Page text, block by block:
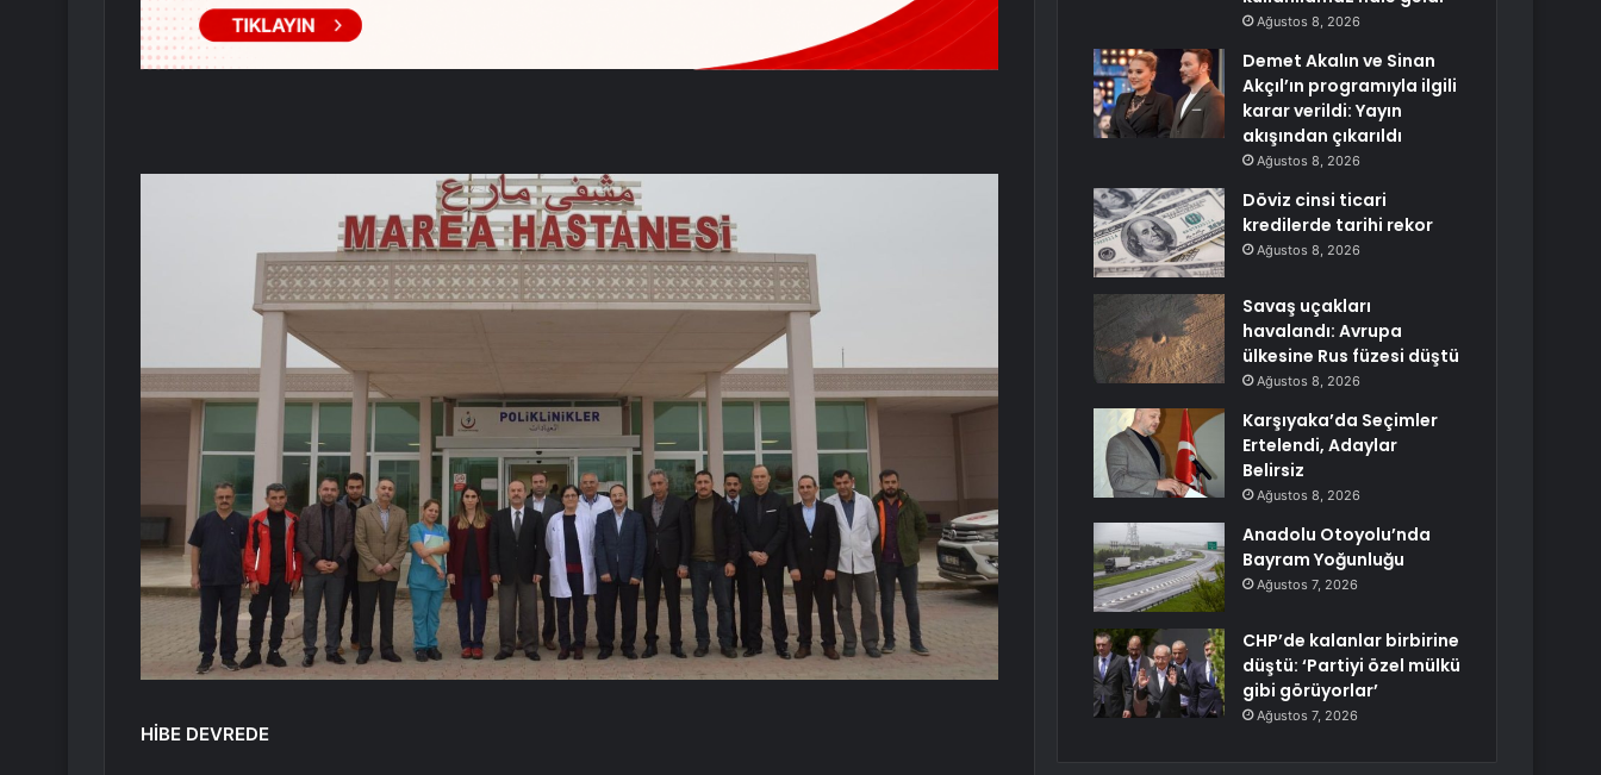
HİBE DEVREDE
Ağustos 8, 2026
Demet Akalın ve Sinan
Akçıl’ın programıyla ilgili
karar verildi: Yayın
akışından çıkarıldı
Ağustos 8, 2026
Döviz cinsi ticari
kredilerde tarihi rekor
Ağustos 8, 2026
Savaş uçakları
havalandı: Avrupa
ülkesine Rus füzesi düştü
Ağustos 8, 2026
Karşıyaka’da Seçimler
Ertelendi, Adaylar
Belirsiz
Ağustos 8, 2026
Anadolu Otoyolu’nda
Bayram Yoğunluğu
Ağustos 7, 2026
CHP’de kalanlar birbirine
düştü: ‘Partiyi özel mülkü
gibi görüyorlar’
Ağustos 7, 2026